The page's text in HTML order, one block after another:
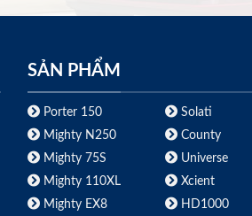
SẢN PHẨM
Porter 150
Mighty N250
Mighty 75S
Mighty 110XL
Mighty EX8
Solati
County
Universe
Xcient
HD1000